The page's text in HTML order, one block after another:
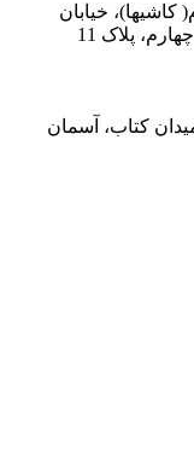
کاشیها)، خیابان
پلاک 11
میدان کتاب، آسمان